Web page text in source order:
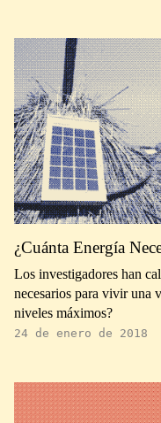
¿Cuánta Energía
Los investigadores han
necesarios para vivir una
niveles máximos?
24 de enero de 2018